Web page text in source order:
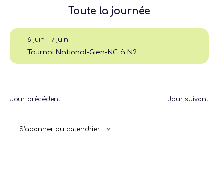
Toute la journée
6 juin - 7 juin
Tournoi National-Gien-NC à N2
Jour précédent Jour suivant
S’abonner au calendrier